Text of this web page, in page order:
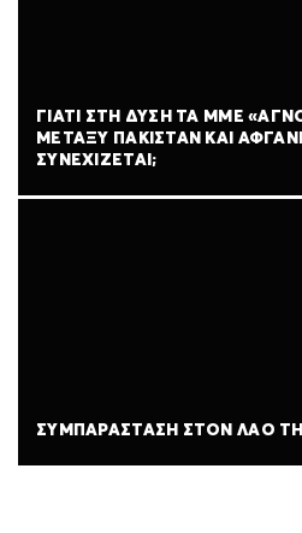
ΓΙΑΤΊ ΣΤΗ ΔΎΣΗ ΤΑ ΜΜΕ
ΜΕΤΑΞΎ ΠΑΚΙΣΤΆΝ ΚΑΙ
ΣΥΝΕΧΊΖΕΤΑΙ;
ΣΥΜΠΑΡΆΣΤΑΣΗ ΣΤΟΝ ΛΑΌ